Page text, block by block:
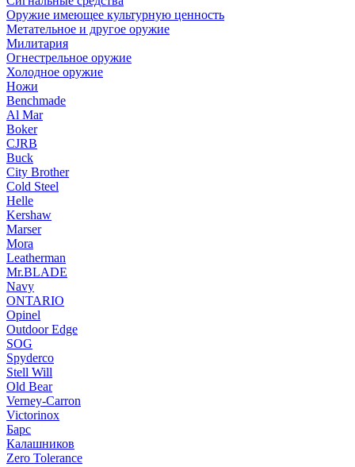
Оружие имеющее культурную ценность
Метательное и другое оружие
Милитария
Огнестрельное оружие
Холодное оружие
Ножи
Benchmade
Al Mar
Boker
CJRB
Buck
City Brother
Cold Steel
Helle
Kershaw
Marser
Mora
Leatherman
Mr.BLADE
Navy
ONTARIO
Opinel
Outdoor Edge
SOG
Spyderco
Stell Will
Old Bear
Verney-Carron
Victorinox
Барс
Калашников
Zero Tolerance